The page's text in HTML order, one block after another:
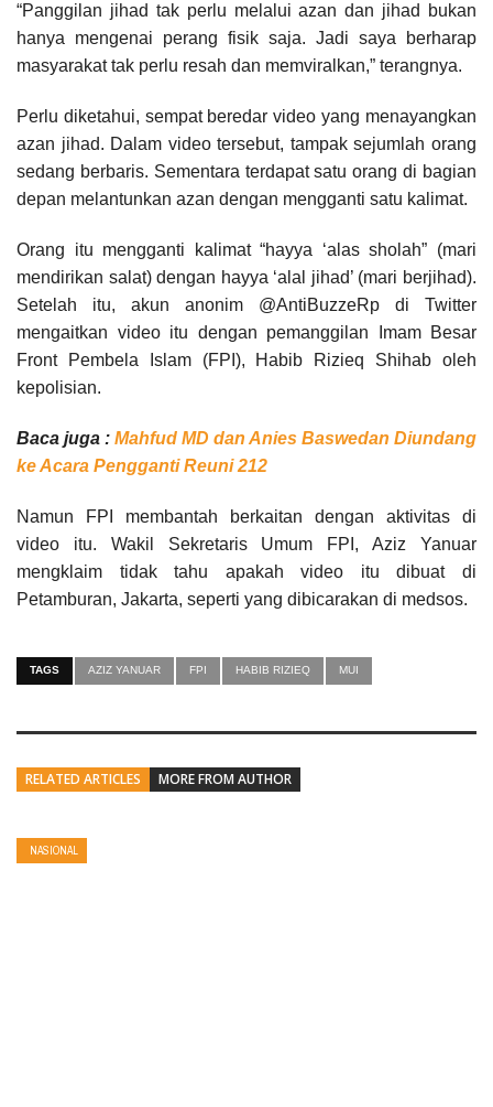
“Panggilan jihad tak perlu melalui azan dan jihad bukan
hanya mengenai perang fisik saja. Jadi saya berharap
masyarakat tak perlu resah dan memviralkan,” terangnya.
Perlu diketahui, sempat beredar video yang menayangkan
azan jihad. Dalam video tersebut, tampak sejumlah orang
sedang berbaris. Sementara terdapat satu orang di bagian
depan melantunkan azan dengan mengganti satu kalimat.
Orang itu mengganti kalimat “hayya ‘alas sholah” (mari
mendirikan salat) dengan hayya ‘alal jihad’ (mari berjihad).
Setelah itu, akun anonim @AntiBuzzeRp di Twitter
mengaitkan video itu dengan pemanggilan Imam Besar
Front Pembela Islam (FPI), Habib Rizieq Shihab oleh
kepolisian.
Baca juga : Mahfud MD dan Anies Baswedan Diundang
ke Acara Pengganti Reuni 212
Namun FPI membantah berkaitan dengan aktivitas di
video itu. Wakil Sekretaris Umum FPI, Aziz Yanuar
mengklaim tidak tahu apakah video itu dibuat di
Petamburan, Jakarta, seperti yang dibicarakan di medsos.
TAGS AZIZ YANUAR FPI HABIB RIZIEQ MUI
RELATED ARTICLES MORE FROM AUTHOR
NASIONAL